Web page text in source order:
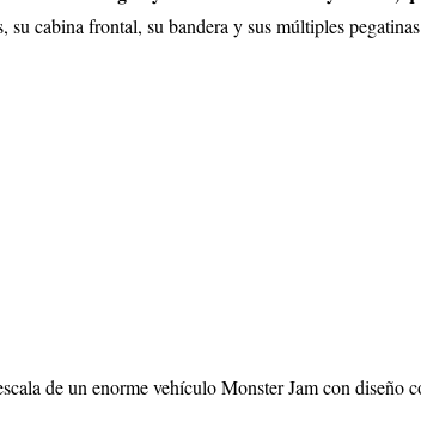
su cabina frontal, su bandera y sus múltiples
de un enorme vehículo Monster Jam con diseño